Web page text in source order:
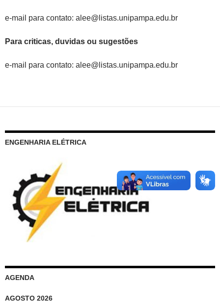
e-mail para contato: alee@listas.unipampa.edu.br
Para criticas, duvidas ou sugestões
e-mail para contato: alee@listas.unipampa.edu.br
ENGENHARIA ELÉTRICA
AGENDA
AGOSTO 2026